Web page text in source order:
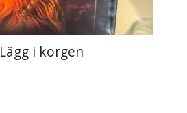
Lägg i korgen